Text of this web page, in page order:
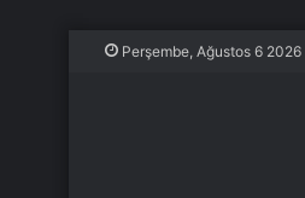
Perşembe, Ağustos 6 2026